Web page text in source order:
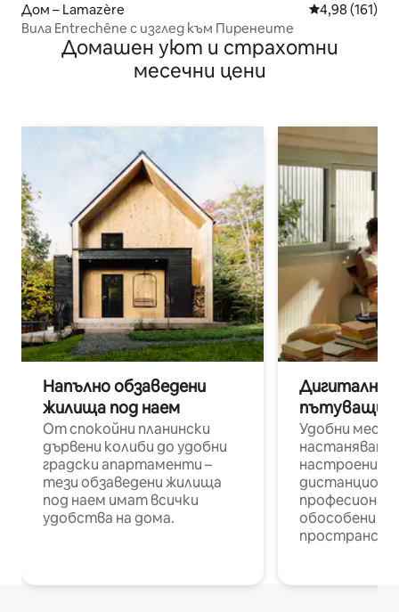
Дом – Lamazère Средна
4,98 (161)
Вила Entrechêne с изглед към Пиренеите
Домашен уют и страхотни
месечни цени
Напълно обзаведени
жилища под наем
От спокойни планински
дървени колиби до удобни
градски апартаменти –
тези обзаведени жилища
под наем имат всички
удобства на дома.
Дигитални
пътуващи
Удобни
настаняване
настроени и
обособени